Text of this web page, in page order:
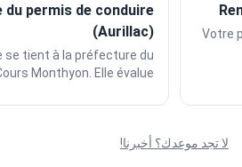
Votre
du permis de conduire
(Aurillac)
se tient à la préfecture du
Monthyon. Elle évalue...
لا تجد موعدك؟ أخبرنا!